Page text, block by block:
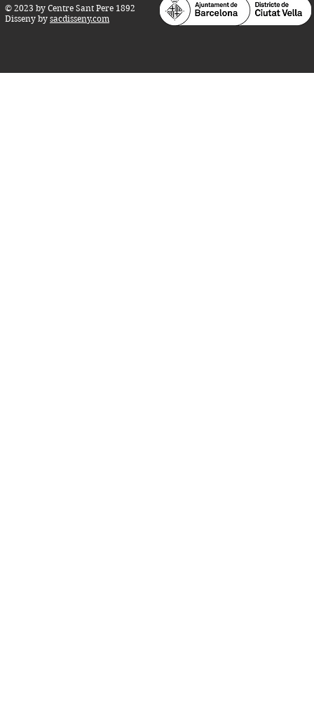
© 2023 by Centre Sant Pere 1892
Disseny by sacdisseny.com